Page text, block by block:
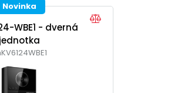
Novinka
WBE1 - dverná
jednotka